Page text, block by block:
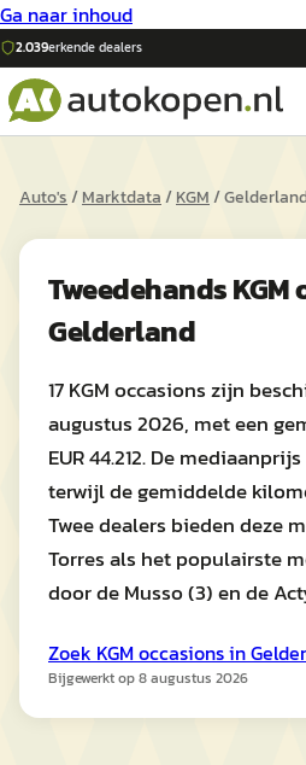
Ga naar inhoud
2.039erkende dealers
Auto's/Marktdata/KGM/
TweedehandsKGM
Gelderland
17 KGM occasions zijn
augustus 2026, met een
EUR 44.212. De
terwijl de gemiddelde
Twee dealers bieden deze
Torres als het populairste
door de Musso (3) en de
Zoek KGMoccasions in
Bijgewerkt op8 augustus 2026